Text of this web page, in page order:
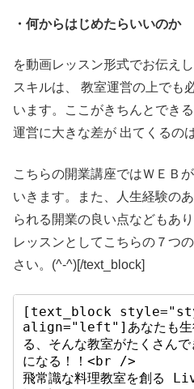
・何からはじめたらいいのか
を動画レッスン形式でお伝え
スキルは、 教室運営の上でも
います。ここがきちんとでき
運営に大きな差が 出てくるの
こちらの開業講座ではＷＥＢ
いきます。また、人生経験の
られる開業の良い点などもあ
レッスンとしてこちらの７つ
さい。(^-^)[/text_block]